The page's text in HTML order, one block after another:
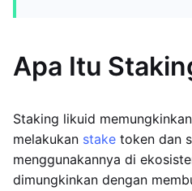
Apa Itu
Staking likuid
melakukan stake token dan
menggunakannya di
dimungkinkan dengan